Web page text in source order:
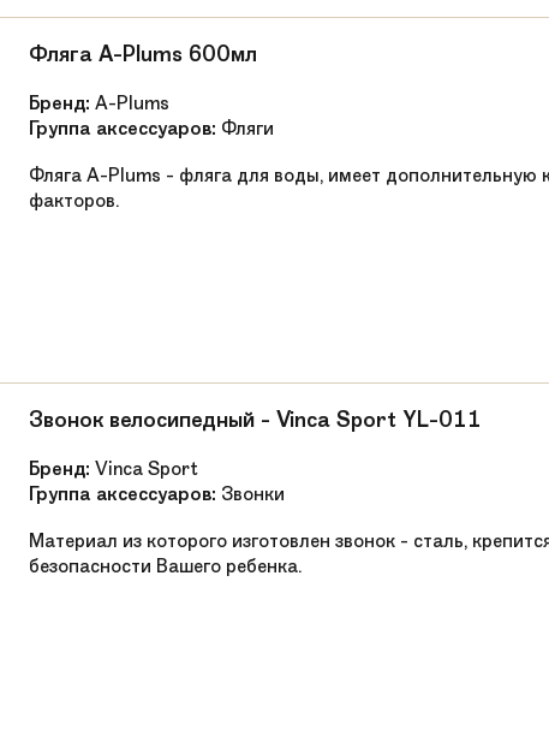
от 49-59 см
от 80 см
Фляга A-Plums 600мл
Бренд: A-Plums
Группа аксессуаров: Фляги
Фляга A-Plums - фляга для воды, имеет
факторов.
Звонок велосипедный - Vinca Sport YL-011
Бренд: Vinca Sport
Группа аксессуаров: Звонки
Материал из которого изготовлен звонок - сталь,
безопасности Вашего ребенка.